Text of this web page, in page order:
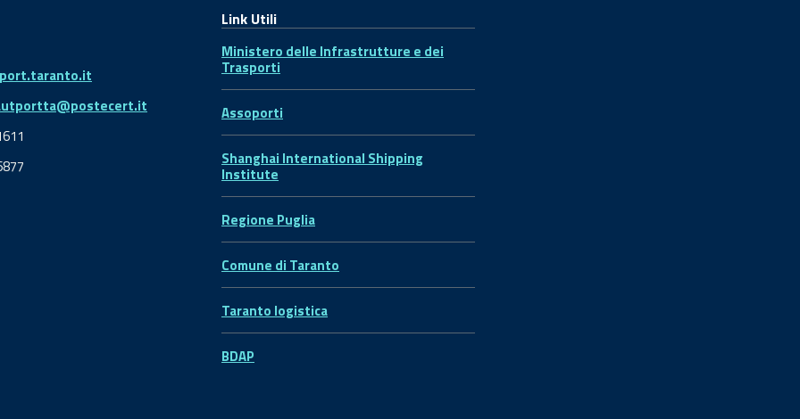
Link Utili
Ministero delle Infrastrutture e dei
Trasporti
Assoporti
Shanghai International Shipping
Institute
Regione Puglia
Comune di Taranto
Taranto logistica
BDAP